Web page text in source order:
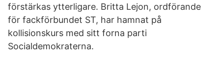
förstärkas ytterligare. Britta Lejon, ordförande
för fackförbundet ST, har hamnat på
kollisionskurs med sitt forna parti
Socialdemokraterna.